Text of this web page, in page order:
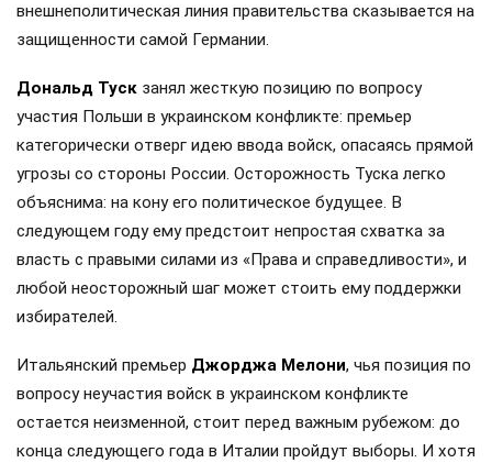
внешнеполитическая линия правительства сказывается на
защищенности самой Германии.
Дональд Туск занял жесткую позицию по вопросу
участия Польши в украинском конфликте: премьер
категорически отверг идею ввода войск, опасаясь прямой
угрозы со стороны России. Осторожность Туска легко
объяснима: на кону его политическое будущее. В
следующем году ему предстоит непростая схватка за
власть с правыми силами из «Права и справедливости», и
любой неосторожный шаг может стоить ему поддержки
избирателей.
Итальянский премьер Джорджа Мелони, чья позиция по
вопросу неучастия войск в украинском конфликте
остается неизменной, стоит перед важным рубежом: до
конца следующего года в Италии пройдут выборы. И хотя